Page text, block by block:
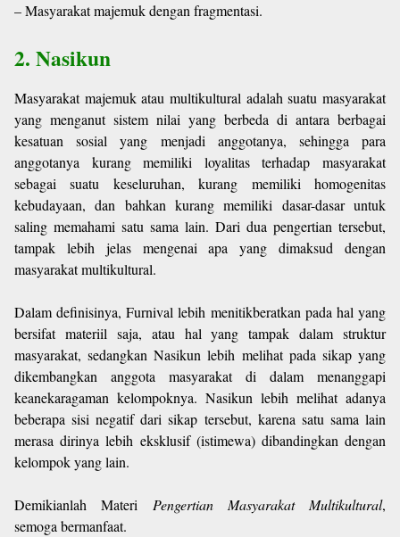
– Masyarakat majemuk dengan fragmentasi.
2. Nasikun
Masyarakat majemuk atau multikultural adalah suatu masyarakat
yang menganut sistem nilai yang berbeda di antara berbagai
kesatuan sosial yang menjadi anggotanya, sehingga para
anggotanya kurang memiliki loyalitas terhadap masyarakat
sebagai suatu keseluruhan, kurang memiliki homogenitas
kebudayaan, dan bahkan kurang memiliki dasar-dasar untuk
saling memahami satu sama lain. Dari dua pengertian tersebut,
tampak lebih jelas mengenai apa yang dimaksud dengan
masyarakat multikultural.
Dalam definisinya, Furnival lebih menitikberatkan pada hal yang
bersifat materiil saja, atau hal yang tampak dalam struktur
masyarakat, sedangkan Nasikun lebih melihat pada sikap yang
dikembangkan anggota masyarakat di dalam menanggapi
keanekaragaman kelompoknya. Nasikun lebih melihat adanya
beberapa sisi negatif dari sikap tersebut, karena satu sama lain
merasa dirinya lebih eksklusif (istimewa) dibandingkan dengan
kelompok yang lain.
Demikianlah Materi Pengertian Masyarakat Multikultural,
semoga bermanfaat.